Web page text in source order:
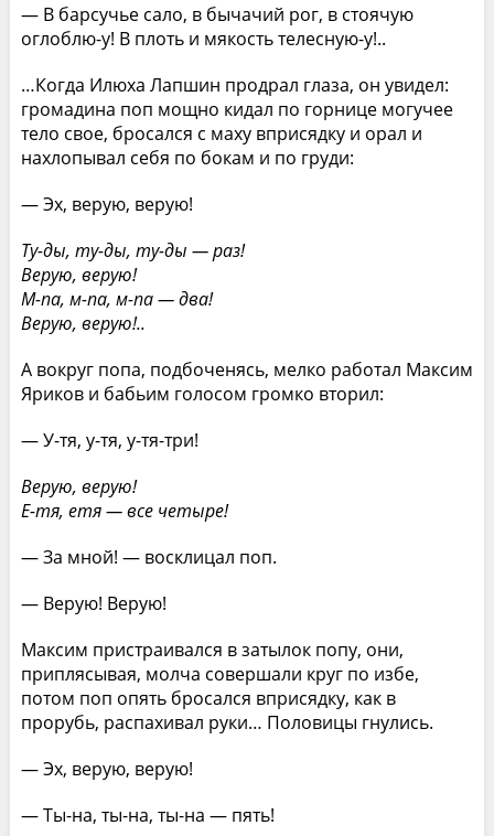
— В барсучье сало, в бычачий рог, в стоячую
оглоблю-у! В плоть и мякость телесную-у!..
…Когда Илюха Лапшин продрал глаза, он увидел:
громадина поп мощно кидал по горнице могучее
тело свое, бросался с маху вприсядку и орал и
нахлопывал себя по бокам и по груди:
— Эх, верую, верую!
Ту-ды, ту-ды, ту-ды — раз!
Верую, верую!
М-па, м-па, м-па — два!
Верую, верую!..
А вокруг попа, подбоченясь, мелко работал Максим
Яриков и бабьим голосом громко вторил:
— У-тя, у-тя, у-тя-три!
Верую, верую!
Е-тя, етя — все четыре!
— За мной! — восклицал поп.
— Верую! Верую!
Максим пристраивался в затылок попу, они,
приплясывая, молча совершали круг по избе,
потом поп опять бросался вприсядку, как в
прорубь, распахивал руки… Половицы гнулись.
— Эх, верую, верую!
— Ты-на, ты-на, ты-на — пять!